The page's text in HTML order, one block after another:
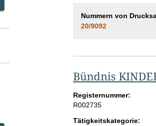
Nummern von
20/9092
Bündnis
Registernummer:
R002735
Tätigkeitskategorie: